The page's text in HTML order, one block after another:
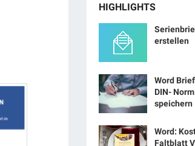
HIGHLIGHTS
erstellen
Word
DIN-
speichern
Word:
Faltblatt